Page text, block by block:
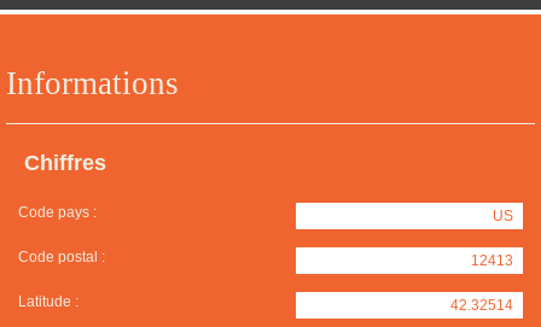
Informations
Chiffres
Code pays : US
Code postal : 12413
Latitude : 42.32514